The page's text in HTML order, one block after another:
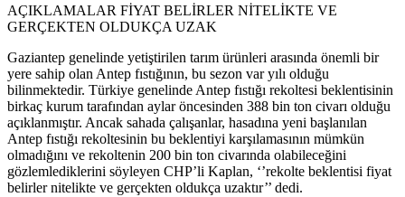
AÇIKLAMALAR FİYAT BELİRLER NİTELİKTE VE
GERÇEKTEN OLDUKÇA UZAK
Gaziantep genelinde yetiştirilen tarım ürünleri arasında önemli bir
yere sahip olan Antep fıstığının, bu sezon var yılı olduğu
bilinmektedir. Türkiye genelinde Antep fıstığı rekoltesi beklentisinin
birkaç kurum tarafından aylar öncesinden 388 bin ton civarı olduğu
açıklanmıştır. Ancak sahada çalışanlar, hasadına yeni başlanılan
Antep fıstığı rekoltesinin bu beklentiyi karşılamasının mümkün
olmadığını ve rekoltenin 200 bin ton civarında olabileceğini
gözlemlediklerini söyleyen CHP’li Kaplan, ‘’rekolte beklentisi fiyat
belirler nitelikte ve gerçekten oldukça uzaktır’’ dedi.